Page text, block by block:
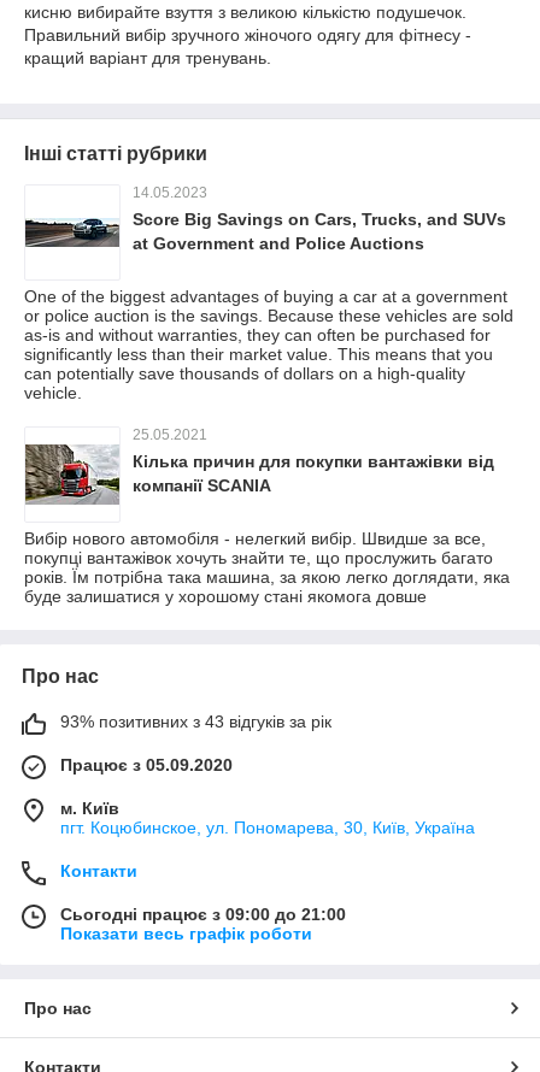
кисню вибирайте взуття з великою кількістю подушечок.
Правильний вибір зручного жіночого одягу для фітнесу -
кращий варіант для тренувань.
Інші статті рубрики
14.05.2023
Score Big Savings on Cars, Trucks, and SUVs
at Government and Police Auctions
One of the biggest advantages of buying a car at a government
or police auction is the savings. Because these vehicles are sold
as-is and without warranties, they can often be purchased for
significantly less than their market value. This means that you
can potentially save thousands of dollars on a high-quality
vehicle.
25.05.2021
Кілька причин для покупки вантажівки від
компанії SCANIA
Вибір нового автомобіля - нелегкий вибір. Швидше за все,
покупці вантажівок хочуть знайти те, що прослужить багато
років. Їм потрібна така машина, за якою легко доглядати, яка
буде залишатися у хорошому стані якомога довше
Про нас
93% позитивних з 43 відгуків за рік
Працює з 05.09.2020
м. Київ
пгт. Коцюбинское, ул. Пономарева, 30, Київ, Україна
Контакти
Сьогодні працює з 09:00 до 21:00
Показати весь графік роботи
Про нас
Контакти